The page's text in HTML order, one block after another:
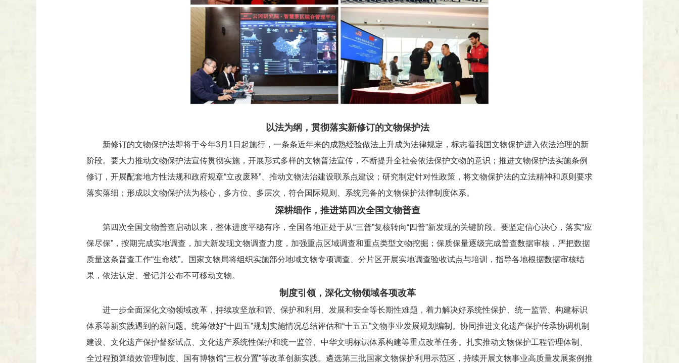
以法为纲，贯彻落实新修订的文物保护法
新修订的文物保护法即将于今年3月1日起施行，一条条近年来的成熟经验做法上升成为法律规定，标志着我国文物保护进入依法治理的新
阶段。要大力推动文物保护法宣传贯彻实施，开展形式多样的文物普法宣传，不断提升全社会依法保护文物的意识；推进文物保护法实施条例
修订，开展配套地方性法规和政府规章“立改废释”、推动文物法治建设联系点建设；研究制定针对性政策，将文物保护法的立法精神和原则要求
落实落细；形成以文物保护法为核心，多方位、多层次，符合国际规则、系统完备的文物保护法律制度体系。
深耕细作，推进第四次全国文物普查
第四次全国文物普查启动以来，整体进度平稳有序，全国各地正处于从“三普”复核转向“四普”新发现的关键阶段。要坚定信心决心，落实“应
保尽保”，按期完成实地调查，加大新发现文物调查力度，加强重点区域调查和重点类型文物挖掘；保质保量逐级完成普查数据审核，严把数据
质量这条普查工作“生命线”。国家文物局将组织实施部分地域文物专项调查、分片区开展实地调查验收试点与培训，指导各地根据数据审核结
果，依法认定、登记并公布不可移动文物。
制度引领，深化文物领域各项改革
进一步全面深化文物领域改革，持续攻坚放和管、保护和利用、发展和安全等长期性难题，着力解决好系统性保护、统一监管、构建标识
体系等新实践遇到的新问题。统筹做好“十四五”规划实施情况总结评估和“十五五”文物事业发展规划编制。协同推进文化遗产保护传承协调机制
建设、文化遗产保护督察试点、文化遗产系统性保护和统一监管、中华文明标识体系构建等重点改革任务。扎实推动文物保护工程管理体制、
全过程预算绩效管理制度、国有博物馆“三权分置”等改革创新实践。遴选第三批国家文物保护利用示范区，持续开展文物事业高质量发展案例推